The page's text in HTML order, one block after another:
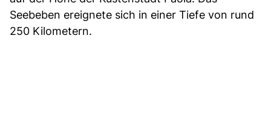
Seebeben ereignete sich in einer Tiefe von rund
250 Kilometern.